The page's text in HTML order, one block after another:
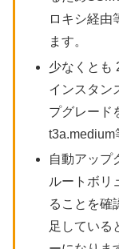
ロキシ経由
ます。
少なくとも
インスタン
プグレード
t3a.medium
自動アップ
ルートボリ
ることを確
足している